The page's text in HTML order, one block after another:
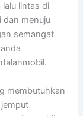
lintas di
dan menuju
semangat
membutuhkan